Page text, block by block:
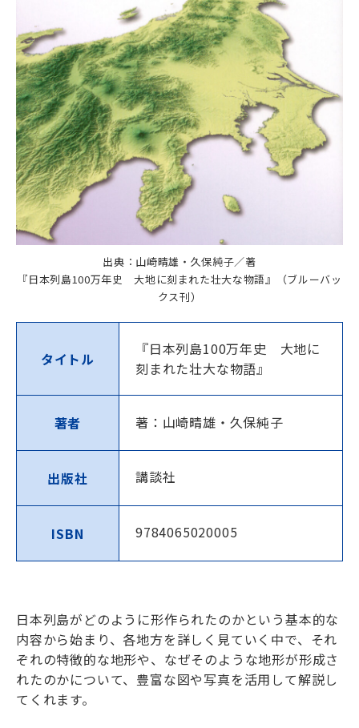
出典：山崎晴雄・久保純子／著
『日本列島100万年史 大地に刻まれた壮大な物語』（ブルーバッ
クス刊）
タイトル
『日本列島100万年史 大地に
刻まれた壮大な物語』
著者 著：山崎晴雄・久保純子
出版社 講談社
ISBN 9784065020005
日本列島がどのように形作られたのかという基本的な
内容から始まり、各地方を詳しく見ていく中で、それ
ぞれの特徴的な地形や、なぜそのような地形が形成さ
れたのかについて、豊富な図や写真を活用して解説し
てくれます。